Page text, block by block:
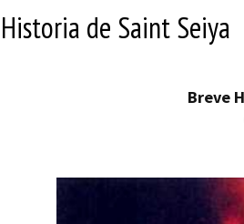
Historia de Saint Seiya
Breve